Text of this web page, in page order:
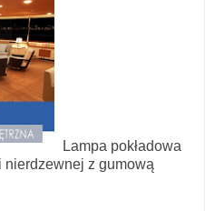
Lampa pokładowa
nierdzewnej z gumową